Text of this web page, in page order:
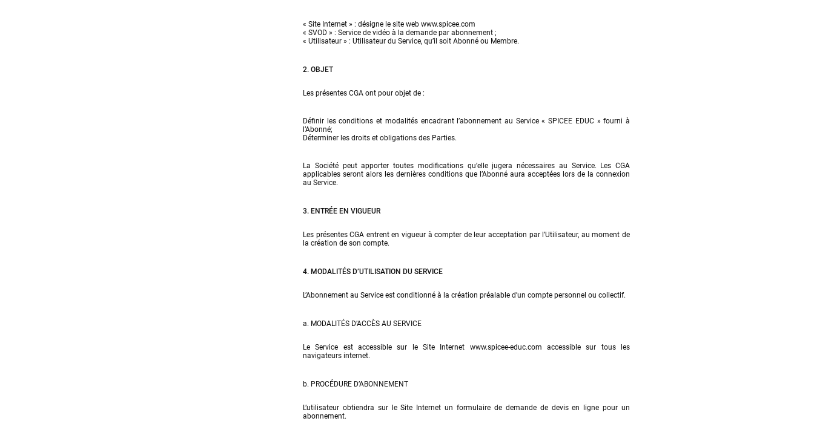
« Site Internet » : désigne le site web www.spicee.com
« SVOD » : Service de vidéo à la demande par abonnement ;
« Utilisateur » : Utilisateur du Service, qu’il soit Abonné ou Membre.
2. OBJET
Les présentes CGA ont pour objet de :
Définir les conditions et modalités encadrant l’abonnement au Service « SPICEE EDUC » fourni à
l’Abonné;
Déterminer les droits et obligations des Parties.
La Société peut apporter toutes modifications qu’elle jugera nécessaires au Service. Les CGA
applicables seront alors les dernières conditions que l’Abonné aura acceptées lors de la connexion
au Service.
3. ENTRÉE EN VIGUEUR
Les présentes CGA entrent en vigueur à compter de leur acceptation par l’Utilisateur, au moment de
la création de son compte.
4. MODALITÉS D’UTILISATION DU SERVICE
L’Abonnement au Service est conditionné à la création préalable d’un compte personnel ou collectif.
a. MODALITÉS D’ACCÈS AU SERVICE
Le Service est accessible sur le Site Internet www.spicee-educ.com accessible sur tous les
navigateurs internet.
b. PROCÉDURE D’ABONNEMENT
L’utilisateur obtiendra sur le Site Internet un formulaire de demande de devis en ligne pour un
abonnement.